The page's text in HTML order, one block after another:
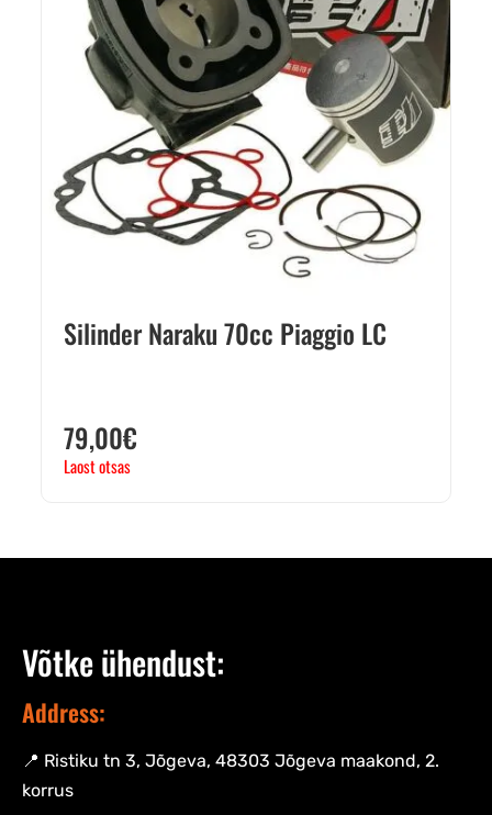
Silinder Naraku 70cc Piaggio LC
79,00€
Laost otsas
Võtke ühendust:
Address:
📍 Ristiku tn 3, Jõgeva, 48303 Jõgeva maakond, 2.
korrus